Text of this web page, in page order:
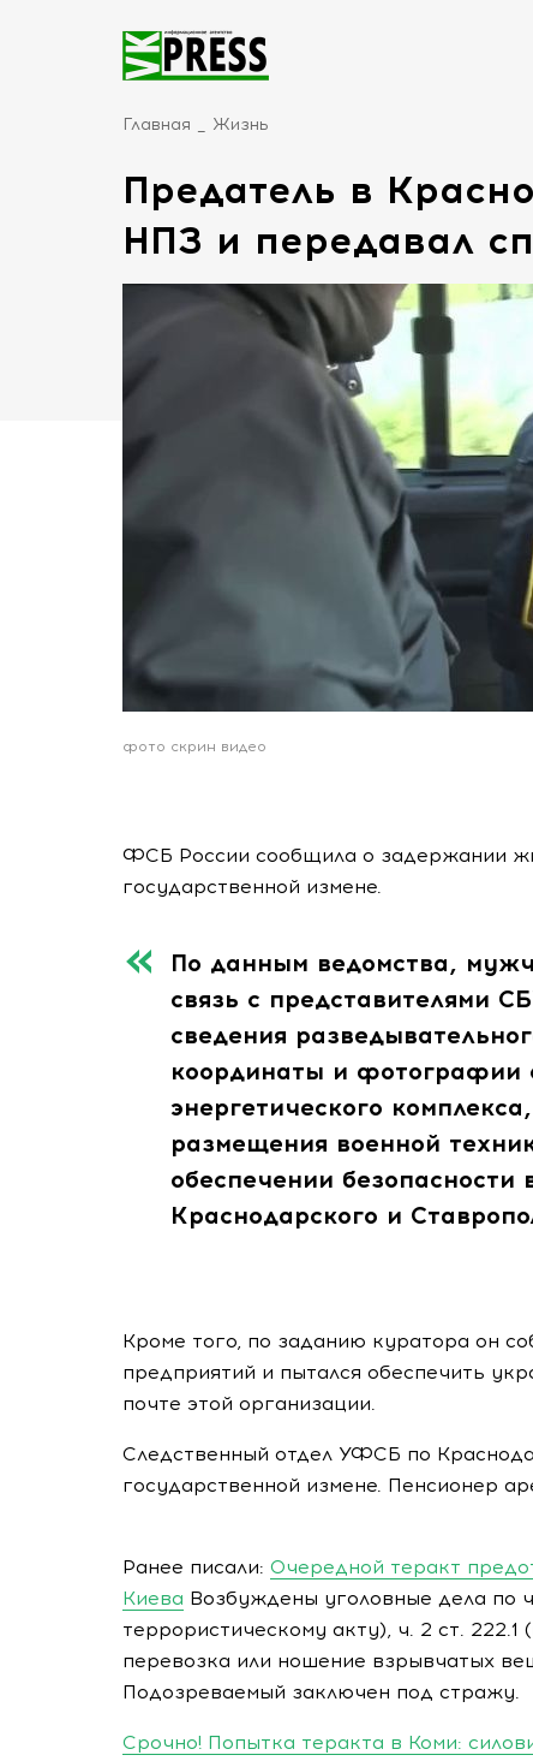
Главная Жизнь
Предатель в
НПЗ и передавал
фото скрин видео
ФСБ России сообщила о задержании
государственной измене.
По данным ведомства,
связь с представителями
сведения
координаты и фотографии
энергетического
размещения военной
обеспечении безопасности
Краснодарского и
Кроме того, по заданию куратора он
предприятий и пытался обеспечить
почте этой организации.
Следственный отдел УФСБ по
государственной измене. Пенсионер
Ранее писали: Очередной теракт
Киева Возбуждены уголовные дела по
террористическому акту), ч. 2 ст.
перевозка или ношение взрывчатых
Подозреваемый заключен под стражу.
Срочно! Попытка теракта в Коми: